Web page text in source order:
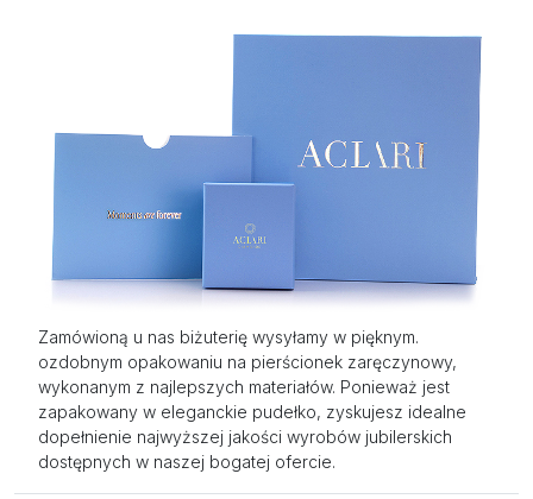
Zamówioną u nas biżuterię wysyłamy w pięknym.
ozdobnym opakowaniu na pierścionek zaręczynowy,
wykonanym z najlepszych materiałów. Ponieważ jest
zapakowany w eleganckie pudełko, zyskujesz idealne
dopełnienie najwyższej jakości wyrobów jubilerskich
dostępnych w naszej bogatej ofercie.